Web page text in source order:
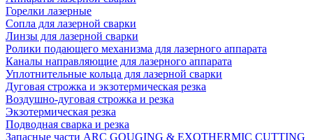
Горелки лазерные
Сопла для лазерной сварки
Линзы для лазерной сварки
Ролики подающего механизма для лазерного аппарата
Каналы направляющие для лазерного аппарата
Уплотнительные кольца для лазерной сварки
Дуговая строжка и экзотермическая резка
Воздушно-дуговая строжка и резка
Экзотермическая резка
Подводная сварка и резка
Запасные части ARC GOUGING & EXOTHERMIC CUTTING